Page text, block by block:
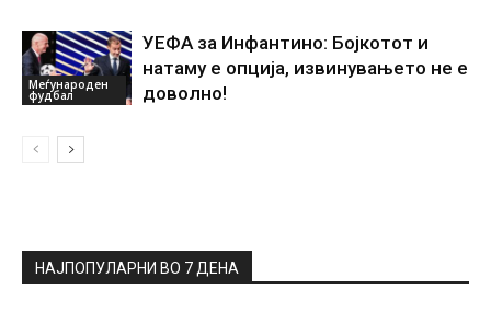
Меѓународен
фудбал
УЕФА за Инфантино: Бојкотот и
натаму е опција, извинувањето не е
доволно!
НАЈПОПУЛАРНИ ВО 7 ДЕНА